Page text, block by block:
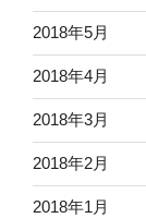
2018年5月
2018年4月
2018年3月
2018年2月
2018年1月